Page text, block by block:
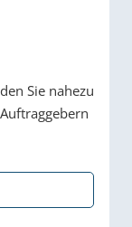
Sie nahezu